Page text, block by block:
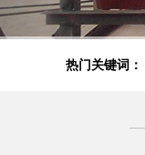
热门关键词：